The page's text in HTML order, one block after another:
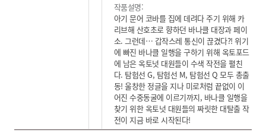
작품설명:
아기 문어 코바를 집에 데려다 주기 위해 카
리브해 산호초로 향하던 바나클 대장과 페이
소.그런데… 갑작스레 통신이 끊겼다?! 위기
에 빠진 바나클 일행을 구하기 위해 옥토포드
에 남은 옥토넛 대원들이 수색 작전을 펼친
다. 탐험선 G, 탐험선 M, 탐험선 Q 모두 총출
동! 울창한 정글을 지나 미로처럼 끝없이 이
어진 수중동굴에 이르기까지, 바나클 일행을
찾기 위한 옥토넛 대원들의 짜릿한 대탈출 작
전이 지금 바로 시작된다!